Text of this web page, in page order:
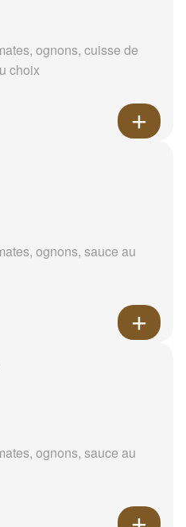
ognons, cuisse de
choix
ognons, sauce au
ognons, sauce au